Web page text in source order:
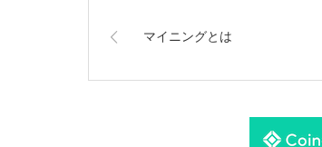
マイニングとは